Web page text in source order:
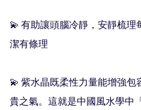
💫 有助讓頭腦冷靜，安靜梳
潔有條理
💫 紫水晶既柔性力量能增強
貴之氣。這就是中國風水學中